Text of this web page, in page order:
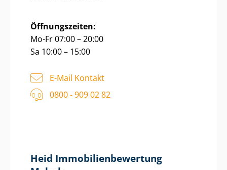
Öffnungszeiten:
Mo-Fr 07:00 – 20:00
Sa 10:00 – 15:00
E-Mail Kontakt
0800 - 909 02 82
Heid Im­mo­bi­li­en­be­wer­tung